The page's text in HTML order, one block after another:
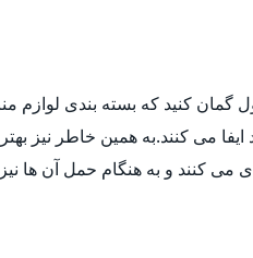
کنید که بسته بندی لوازم
می کنند.به همین خاطر نیز
می کنند و به هنگام حمل آن ها